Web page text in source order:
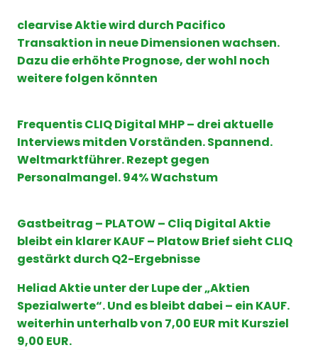
clearvise Aktie wird durch Pacifico
Transaktion in neue Dimensionen wachsen.
Dazu die erhöhte Prognose, der wohl noch
weitere folgen könnten
Frequentis CLIQ Digital MHP – drei aktuelle
Interviews mitden Vorständen. Spannend.
Weltmarktführer. Rezept gegen
Personalmangel. 94% Wachstum
Gastbeitrag – PLATOW – Cliq Digital Aktie
bleibt ein klarer KAUF – Platow Brief sieht CLIQ
gestärkt durch Q2-Ergebnisse
Heliad Aktie unter der Lupe der „Aktien
Spezialwerte“. Und es bleibt dabei – ein KAUF.
weiterhin unterhalb von 7,00 EUR mit Kursziel
9,00 EUR.